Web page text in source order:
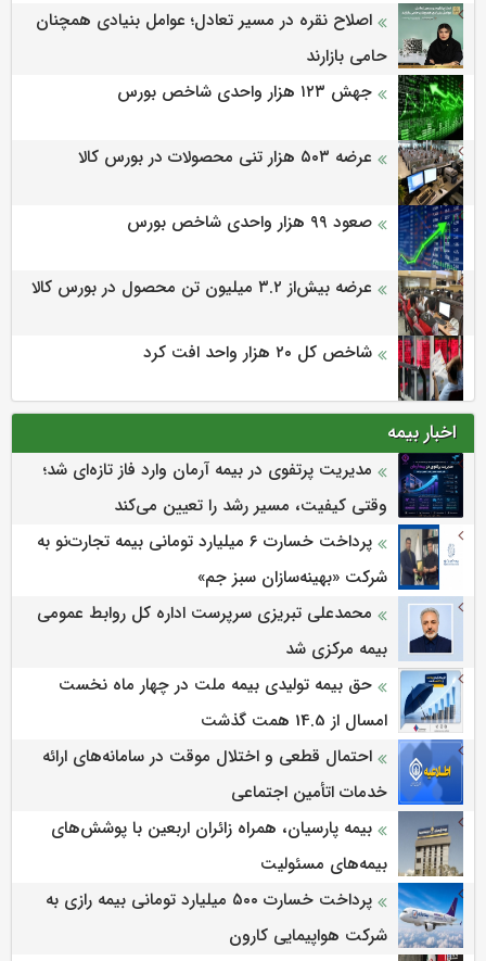
اصلاح نقره در مسیر تعادل؛ عوامل بنیادی همچنان
حامی بازارند
جهش ۱۲۳ هزار واحدی شاخص بورس
عرضه ۵۰۳ هزار تنی محصولات در بورس کالا
صعود ۹۹ هزار واحدی شاخص بورس
عرضه بیش‌از ۳.۲ میلیون تن محصول در بورس کالا
شاخص کل ۲۰ هزار واحد افت کرد
اخبار بیمه
مدیریت پرتفوی در بیمه آرمان وارد فاز تازه‌ای شد؛
وقتی کیفیت، مسیر رشد را تعیین می‌کند
پرداخت خسارت ۶ میلیارد تومانی بیمه تجارت‌نو به
شرکت «بهینه‌سازان سبز جم»
محمدعلی تبریزی سرپرست اداره كل روابط عمومی
بیمه مركزی شد
حق بیمه تولیدی بیمه ملت در چهار ماه نخست
امسال از 14.5 همت گذشت
احتمال قطعی و اختلال موقت در سامانه‌های ارائه
خدمات اتأمین اجتماعی
بیمه پارسیان، همراه زائران اربعین با پوشش‌های
بیمه‌های مسئولیت
پرداخت خسارت ۵۰۰ میلیارد تومانی بیمه رازی به
شرکت هواپیمایی کارون